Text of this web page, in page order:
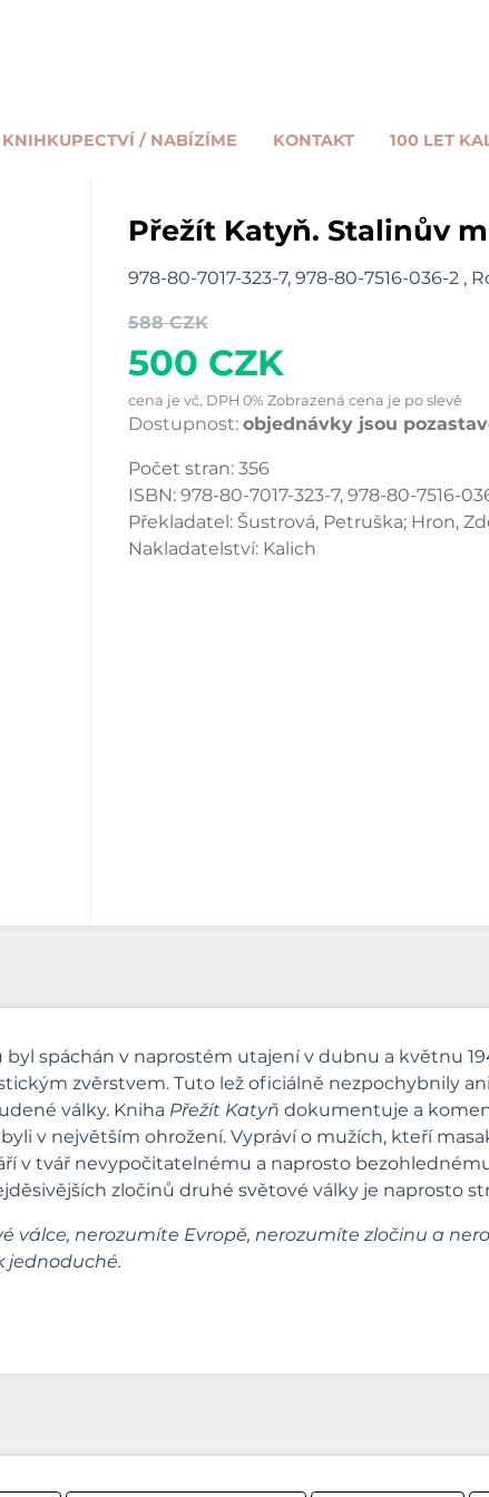
KNIHKUPECTVÍ / NABÍZÍME KONTAKT 100 LET
Přežít Katyň. Stalinův
978-80-7017-323-7, 978-80-7516-036-2 ,
588 CZK
500 CZK
cena je vč. DPH 0% Zobrazená cena je po slevě
Dostupnost: objednávky jsou
Počet stran: 356
ISBN: 978-80-7017-323-7, 978-80-7516-
Překladatel: Šustrová, Petruška; Hron,
Nakladatelství: Kalich
spáchán v naprostém utajení v dubnu a květnu
zvěrstvem. Tuto lež oficiálně nezpochybnily
války. Kniha Přežít Katyň dokumentuje a
v největším ohrožení. Vypráví o mužích, kteří
v tvář nevypočitatelnému a naprosto
zločinů druhé světové války je naprosto
nerozumíte Evropě, nerozumíte zločinu a
jednoduché.